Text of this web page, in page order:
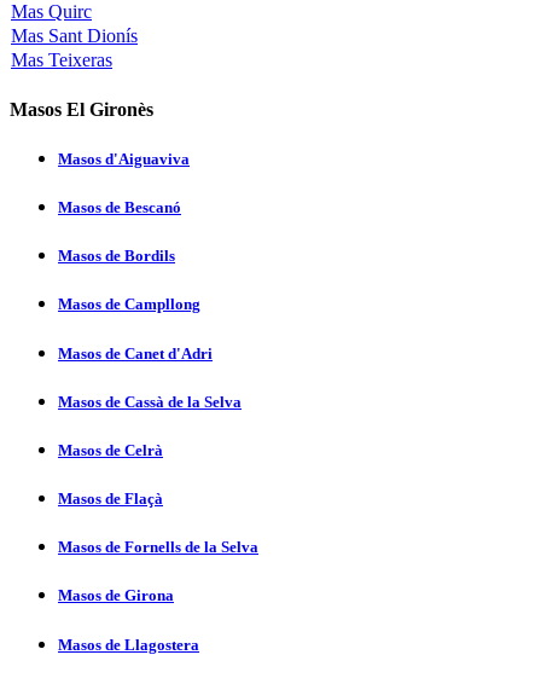
Mas Quirc
Mas Sant Dionís
Mas Teixeras
Masos El Gironès
Masos d'Aiguaviva
Masos de Bescanó
Masos de Bordils
Masos de Campllong
Masos de Canet d'Adri
Masos de Cassà de la Selva
Masos de Celrà
Masos de Flaçà
Masos de Fornells de la Selva
Masos de Girona
Masos de Llagostera